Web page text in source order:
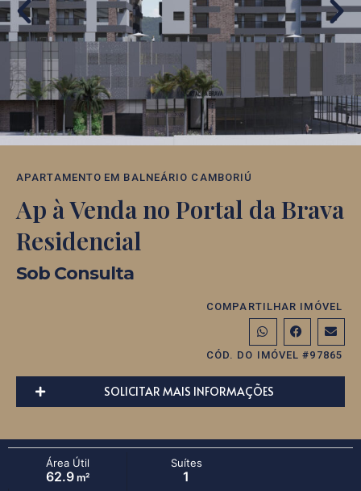
APARTAMENTO EM BALNEÁRIO CAMBORIÚ
Ap à Venda no Portal da Brava
Residencial
Sob Consulta
COMPARTILHAR IMÓVEL
CÓD. DO IMÓVEL #97865
SOLICITAR MAIS INFORMAÇÕES
Área Útil
62.9m²
Suítes
1